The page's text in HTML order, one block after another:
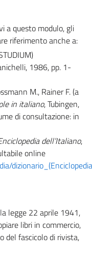
a questo modulo, gli
riferimento anche a:
1986, pp. 1-
M., Rainer F. (a
in italiano, Tubingen,
di consultazione: in
dell’Italiano,
online
legge 22 aprile 1941,
libri in commercio,
del fascicolo di rivista,